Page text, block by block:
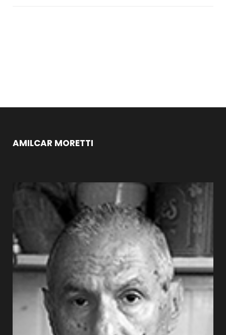
AMILCAR MORETTI